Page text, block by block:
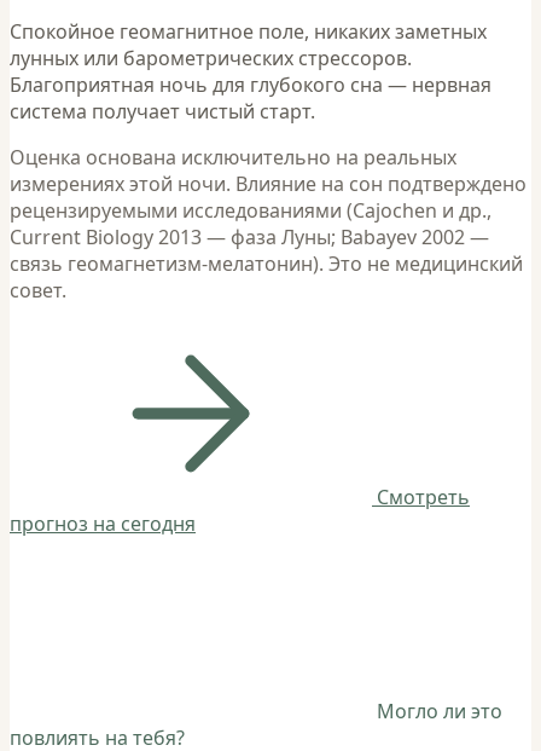
Спокойное геомагнитное поле, никаких заметных
лунных или барометрических стрессоров.
Благоприятная ночь для глубокого сна — нервная
система получает чистый старт.
Оценка основана исключительно на реальных
измерениях этой ночи. Влияние на сон подтверждено
рецензируемыми исследованиями (Cajochen и др.,
Current Biology 2013 — фаза Луны; Babayev 2002 —
связь геомагнетизм-мелатонин). Это не медицинский
совет.
Смотреть
прогноз на сегодня
Могло ли это
повлиять на тебя?